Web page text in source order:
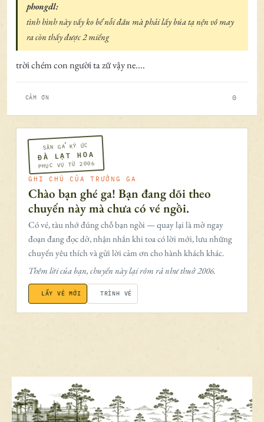
phongdl:
tình hình này vấy ko bể nỗi đâu mà phải lấy búa tạ nện vô may
ra còn thấy được 2 miếng
trời chém con người ta zữ vậy ne....
CẢM ƠN 0
SÂN GA KÝ ỨC
ĐÀ LẠT HOA
PHỤC VỤ TỪ 2006
GHI CHÚ CỦA TRƯỞNG GA
Chào bạn ghé ga! Bạn đang dõi theo
chuyến này mà chưa có vé ngồi.
Có vé, tàu nhớ đúng chỗ bạn ngồi — quay lại là mở ngay
đoạn đang đọc dở, nhận nhắn khi toa có lời mới, lưu những
chuyến yêu thích và gửi lời cảm ơn cho hành khách khác.
Thêm lời của bạn, chuyến này lại rôm rả như thuở 2006.
LẤY VÉ MỚI TRÌNH VÉ